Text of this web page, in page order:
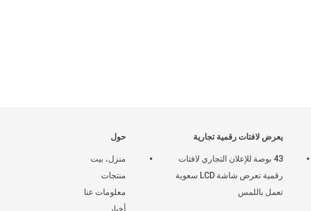
حول
منزل، بيت
منتجات
معلومات عنا
أخبار
يعرض لافتات رقمية تجارية
43 بوصة للإعلان التجاري لافتات
رقمية تعرض شاشة LCD سعوية
تعمل باللمس